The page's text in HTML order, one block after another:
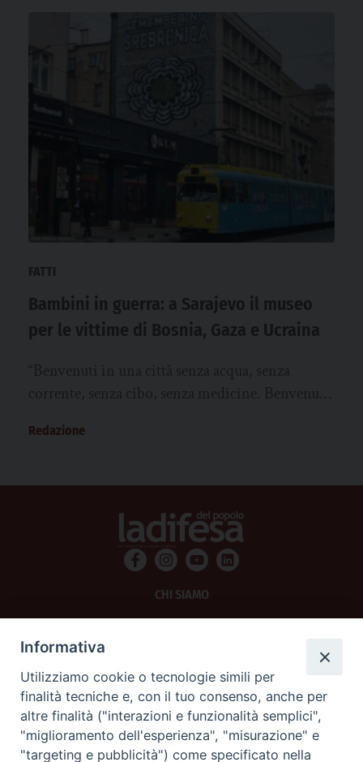
FATTI
Bambini in guerra: a Sarajevo il museo
per le vittime di Bosnia, Gaza e Ucraina
Redazione
CHI SIAMO
SCRIVICI
La Difesa srl - P.iva 05125420280
Informativa
Utilizziamo cookie o tecnologie simili per
finalità tecniche e, con il tuo consenso, anche per
altre finalità ("interazioni e funzionalità semplici",
"miglioramento dell'esperienza", "misurazione" e
"targeting e pubblicità") come specificato nella